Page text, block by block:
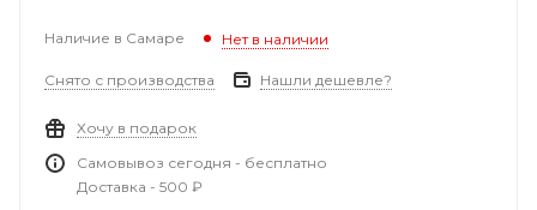
Наличие в Самаре Нет в наличии
Снято с производства Нашли дешевле?
Хочу в подарок
Самовывоз сегодня - бесплатно
Доставка - 500 ₽